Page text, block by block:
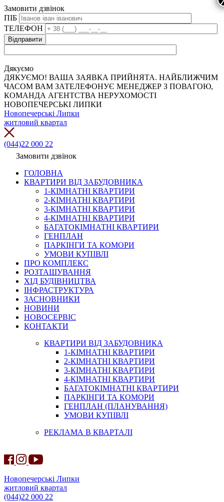
Замовити дзвінок
ПІБ
ТЕЛЕФОН
Дякуємо
ДЯКУЄМО! ВАША ЗАЯВКА ПРИЙНЯТА. НАЙБЛИЖЧИМ
ЧАСОМ ВАМ ЗАТЕЛЕФОНУЄ МЕНЕДЖЕР З ПОВАГОЮ,
КОМАНДА АГЕНТСТВА НЕРУХОМОСТІ
НОВОПЕЧЕРСЬКІ ЛИПКИ
Новопечерські Липки
житловий квартал
(044)22 000 22
Замовити дзвінок
ГОЛОВНА
КВАРТИРИ ВІД ЗАБУДОВНИКА
1-КІМНАТНІ КВАРТИРИ
2-КІМНАТНІ КВАРТИРИ
3-КІМНАТНІ КВАРТИРИ
4-КІМНАТНІ КВАРТИРИ
БАГАТОКІМНАТНІ КВАРТИРИ
ГЕНПЛАН
ПАРКІНГИ ТА КОМОРИ
УМОВИ КУПІВЛІ
ПРО КОМПЛЕКС
РОЗТАШУВАННЯ
ХІД БУДІВНИЦТВА
ІНФРАСТРУКТУРА
ЗАСНОВНИКИ
НОВИНИ
НОВОСЕРВІС
КОНТАКТИ
КВАРТИРИ ВІД ЗАБУДОВНИКА
1-КІМНАТНІ КВАРТИРИ
2-КІМНАТНІ КВАРТИРИ
3-КІМНАТНІ КВАРТИРИ
4-КІМНАТНІ КВАРТИРИ
БАГАТОКІМНАТНІ КВАРТИРИ
ПАРКІНГИ ТА КОМОРИ
ГЕНПЛАН (ПЛАНУВАННЯ)
УМОВИ КУПІВЛІ
РЕКЛАМА В КВАРТАЛІ
Новопечерські Липки
житловий квартал
(044)22 000 22